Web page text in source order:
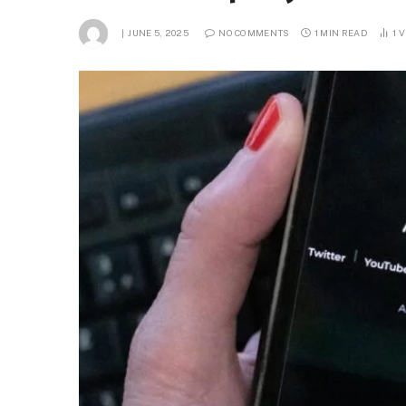
JUNE 5, 2025 NO COMMENTS 1 MIN READ 1